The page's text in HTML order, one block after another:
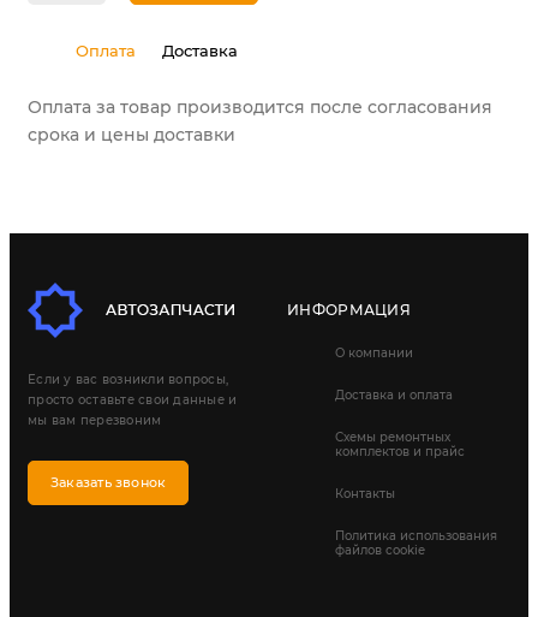
Оплата Доставка
Оплата за товар производится после согласования
срока и цены доставки
Если у вас возникли вопросы,
просто оставьте свои данные и
мы вам перезвоним
Заказать звонок
ИНФОРМАЦИЯ
О компании
Доставка и оплата
Схемы ремонтных
комплектов и прайс
Контакты
Политика использования
файлов cookie